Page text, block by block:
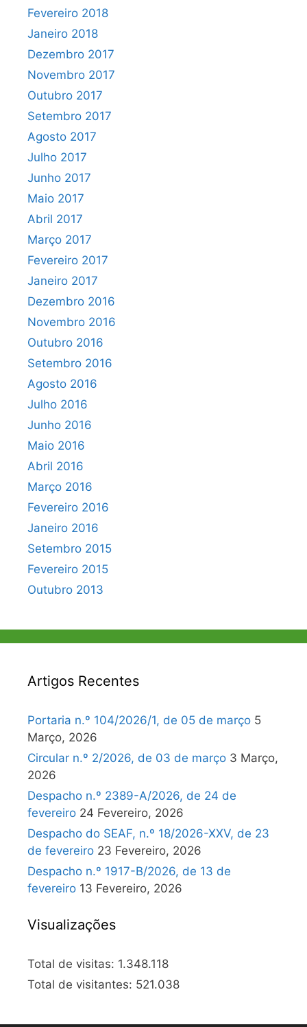
Fevereiro 2018
Janeiro 2018
Dezembro 2017
Novembro 2017
Outubro 2017
Setembro 2017
Agosto 2017
Julho 2017
Junho 2017
Maio 2017
Abril 2017
Março 2017
Fevereiro 2017
Janeiro 2017
Dezembro 2016
Novembro 2016
Outubro 2016
Setembro 2016
Agosto 2016
Julho 2016
Junho 2016
Maio 2016
Abril 2016
Março 2016
Fevereiro 2016
Janeiro 2016
Setembro 2015
Fevereiro 2015
Outubro 2013
Artigos Recentes
Portaria n.º 104/2026/1, de 05 de março 5
Março, 2026
Circular n.º 2/2026, de 03 de março 3 Março,
2026
Despacho n.º 2389-A/2026, de 24 de
fevereiro 24 Fevereiro, 2026
Despacho do SEAF, n.º 18/2026-XXV, de 23
de fevereiro 23 Fevereiro, 2026
Despacho n.º 1917-B/2026, de 13 de
fevereiro 13 Fevereiro, 2026
Visualizações
Total de visitas: 1.348.118
Total de visitantes: 521.038